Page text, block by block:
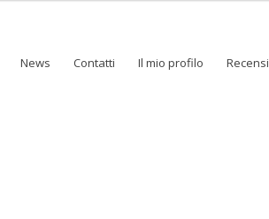
News Contatti Il mio profilo